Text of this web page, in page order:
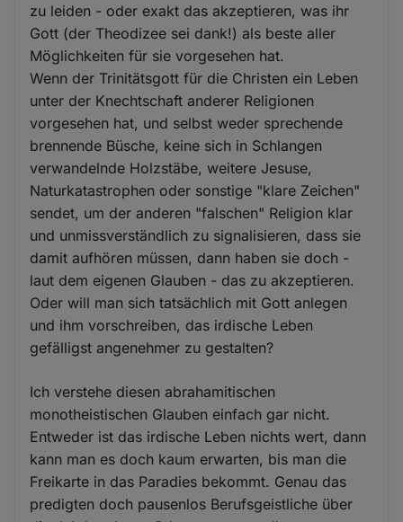
zu leiden - oder exakt das akzeptieren, was ihr
Gott (der Theodizee sei dank!) als beste aller
Möglichkeiten für sie vorgesehen hat.
Wenn der Trinitätsgott für die Christen ein Leben
unter der Knechtschaft anderer Religionen
vorgesehen hat, und selbst weder sprechende
brennende Büsche, keine sich in Schlangen
verwandelnde Holzstäbe, weitere Jesuse,
Naturkatastrophen oder sonstige "klare Zeichen"
sendet, um der anderen "falschen" Religion klar
und unmissverständlich zu signalisieren, dass sie
damit aufhören müssen, dann haben sie doch -
laut dem eigenen Glauben - das zu akzeptieren.
Oder will man sich tatsächlich mit Gott anlegen
und ihm vorschreiben, das irdische Leben
gefälligst angenehmer zu gestalten?
Ich verstehe diesen abrahamitischen
monotheistischen Glauben einfach gar nicht.
Entweder ist das irdische Leben nichts wert, dann
kann man es doch kaum erwarten, bis man die
Freikarte in das Paradies bekommt. Genau das
predigten doch pausenlos Berufsgeistliche über